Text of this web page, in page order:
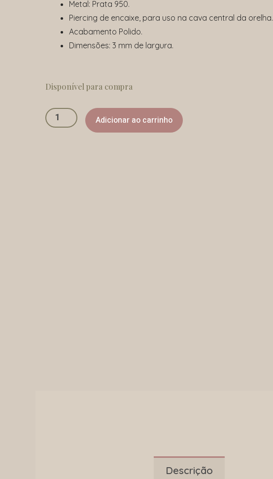
Metal: Prata 950.
Piercing de encaixe, para uso na cava central da orelha.
Acabamento Polido.
Dimensões: 3 mm de largura.
Disponível para compra
Trançar
quantidade
Adicionar ao carrinho
Descrição